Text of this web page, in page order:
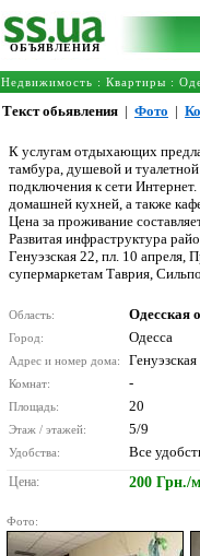
ОБЪЯВЛЕНИЯ
Недвижимость : Квартиры :
Текст обьявления | Фото |
К услугам отдыхающих
тамбура, душевой и
подключения к сети
домашней кухней, а также
Цена за проживание
Развитая инфраструктура
Генуэзская 22, пл. 10
супермаркетам Таврия,
Область: Одесская
Город: Одесса
Адрес и номер дома: Генуэзская
Комнат: -
Площадь: 20
Этаж / этажей: 5/9
Удобства: Все
Цена: 200 Грн./
Фото: